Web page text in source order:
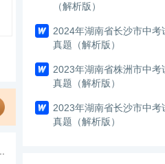
（解析版）
2024年湖南省长沙市中考
真题（解析版）
2023年湖南省株洲市中考
真题（解析版）
2023年湖南省长沙市中考
真题（解析版）